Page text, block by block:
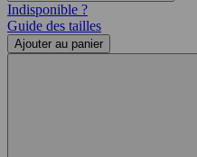
Indisponible ?
Guide des tailles
Ajouter au panier